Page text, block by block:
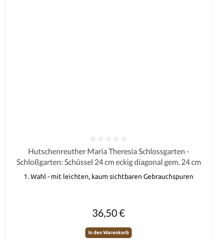
Durchschnittliche Bewertung von 0 von 5 Sternen
Hutschenreuther Maria Theresia Schlossgarten -
Schloßgarten: Schüssel 24 cm eckig diagonal gem. 24 cm
1. Wahl - mit leichten, kaum sichtbaren Gebrauchspuren
36,50 €
In den Warenkorb